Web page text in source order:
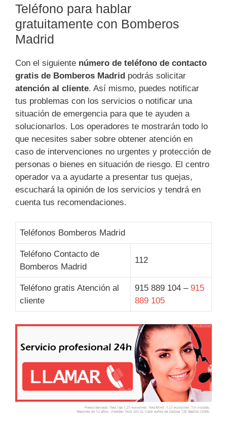
Teléfono para hablar
gratuitamente con Bomberos
Madrid
Con el siguiente número de teléfono de contacto
gratis de Bomberos Madrid podrás solicitar
atención al cliente. Así mismo, puedes notificar
tus problemas con los servicios o notificar una
situación de emergencia para que te ayuden a
solucionarlos. Los operadores te mostrarán todo lo
que necesites saber sobre obtener atención en
caso de intervenciones no urgentes y protección de
personas o bienes en situación de riesgo. El centro
operador va a ayudarte a presentar tus quejas,
escuchará la opinión de los servicios y tendrá en
cuenta tus recomendaciones.
Teléfonos Bomberos Madrid
Teléfono Contacto de
Bomberos Madrid
112
Teléfono gratis Atención al
cliente
915 889 104 – 915
889 105